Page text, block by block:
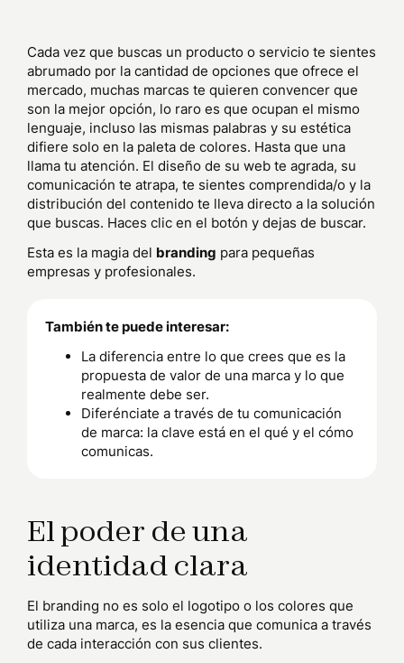
Cada vez que buscas un producto o servicio te sientes
abrumado por la cantidad de opciones que ofrece el
mercado, muchas marcas te quieren convencer que
son la mejor opción, lo raro es que ocupan el mismo
lenguaje, incluso las mismas palabras y su estética
difiere solo en la paleta de colores. Hasta que una
llama tu atención. El diseño de su web te agrada, su
comunicación te atrapa, te sientes comprendida/o y la
distribución del contenido te lleva directo a la solución
que buscas. Haces clic en el botón y dejas de buscar.
Esta es la magia del branding para pequeñas
empresas y profesionales.
También te puede interesar:
La diferencia entre lo que crees que es la
propuesta de valor de una marca y lo que
realmente debe ser.
Diferénciate a través de tu comunicación
de marca: la clave está en el qué y el cómo
comunicas.
El poder de una
identidad clara
El branding no es solo el logotipo o los colores que
utiliza una marca, es la esencia que comunica a través
de cada interacción con sus clientes.